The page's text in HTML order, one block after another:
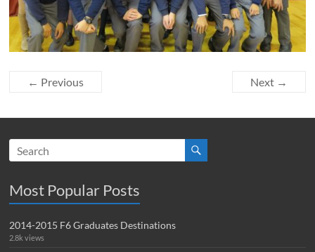
← Previous Next →
Most Popular Posts
2014-2015 F6 Graduates Destinations
2.8k views